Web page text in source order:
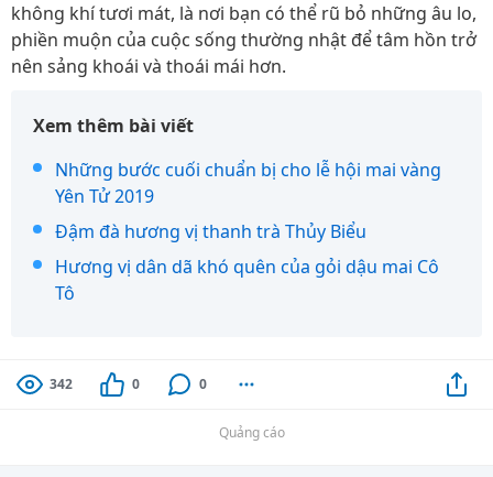
không khí tươi mát, là nơi bạn có thể rũ bỏ những âu lo,
phiền muộn của cuộc sống thường nhật để tâm hồn trở
nên sảng khoái và thoái mái hơn.
Xem thêm bài viết
Những bước cuối chuẩn bị cho lễ hội mai vàng
Yên Tử 2019
Đậm đà hương vị thanh trà Thủy Biểu
Hương vị dân dã khó quên của gỏi dậu mai Cô
Tô
342 0 0
Quảng cáo